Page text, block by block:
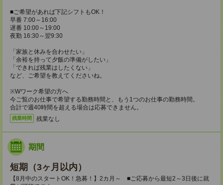
■ご希望があれば下記シフトもOK！
早番 7:00～16:00
遅番 10:00～19:00
夜勤 16:30～翌9:30
「家族と休みを合わせたい」
「余裕を持って夕飯の準備がしたい」
「できれば残業はしたくない」
など、ご希望を教えてくださいね。
※Wワーク希望の方へ
今ご覧のお仕事で希望する勤務時間と、もう1つのお仕事の勤務時間。
合計で週40時間を超える場合は応募できません。
残業時間 残業なし
期間
短期（3ヶ月以内）
【8月中のスタートOK！急募！】2カ月～ ■ご応募から最短2～3日後に就